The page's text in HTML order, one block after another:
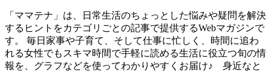
「ママテナ」は、日常生活のちょっとした悩みや疑問を解決
するヒントをカテゴリごとの記事で提供するWebマガジンで
す。 毎日家事や子育て、そして仕事に忙しく、時間に追わ
れる女性でもスキマ時間で手軽に読める生活に役立つ旬の情
報を、グラフなどを使ってわかりやすくお届け♪ 身近なと